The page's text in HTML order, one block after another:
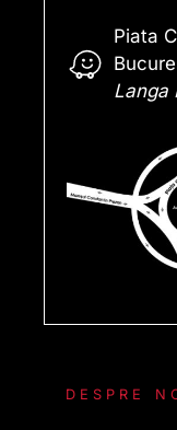
Piata
Langa
DESPRE